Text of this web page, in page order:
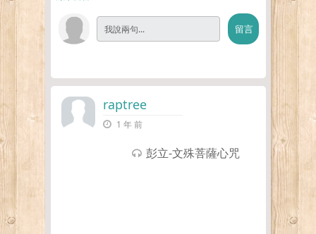
raptree
1 年 前
彭立-文殊菩薩心咒